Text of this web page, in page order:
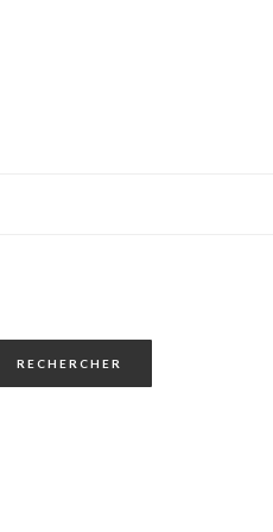
RECHERCHER